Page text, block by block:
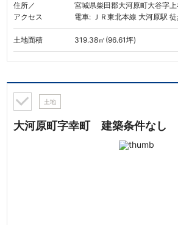
住所／
アクセス
宮城県柴田郡大河原町大谷字
電車: ＪＲ東北本線 大河原駅
土地面積 319.38㎡(96.61坪)
土地
大河原町字幸町 建築条件なし